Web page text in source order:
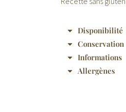
Disponibilité
Conservation
Informations
Allergènes